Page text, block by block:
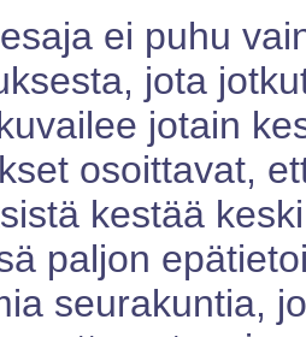
ei puhu
jota
jotain
osoittavat,
kestää
paljon
seurakuntia,